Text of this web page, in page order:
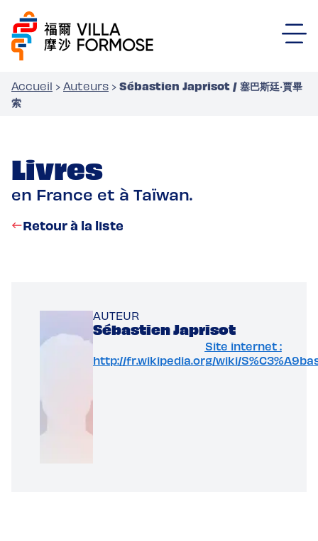
Accueil › Auteurs › Sébastien Japrisot / 塞巴斯廷‧賈畢
索
Livres
en France et à Taïwan.
Retour à la liste
AUTEUR
Sébastien Japrisot
Site internet :
http://fr.wikipedia.org/wiki/